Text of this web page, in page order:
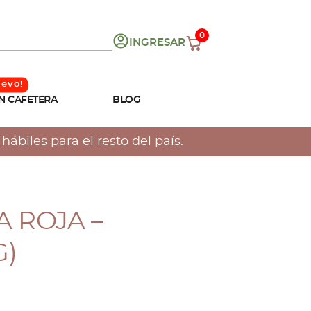
INGRESAR
0
CAFETERA BLOG
para el resto del país.
ROJA –